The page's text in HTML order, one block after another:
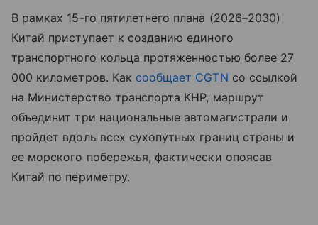
В рамках 15-го пятилетнего плана (2026–2030)
Китай приступает к созданию единого
транспортного кольца протяженностью более 27
000 километров. Как сообщает CGTN со ссылкой
на Министерство транспорта КНР, маршрут
объединит три национальные автомагистрали и
пройдет вдоль всех сухопутных границ страны и
ее морского побережья, фактически опоясав
Китай по периметру.